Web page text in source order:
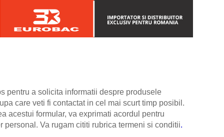
pentru a solicita informatii despre produsele
care veti fi contactat in cel mai scurt timp posibil.
acestui formular, va exprimati acordul pentru
personal. Va rugam cititi rubrica termeni si conditii.